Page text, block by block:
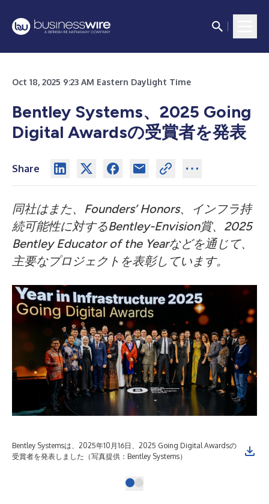
Oct 18, 2025 9:23 AM Eastern Daylight Time
Bentley Systems、2025 Going
Digital Awardsの受賞者を発表
Share
同社はまた、Founders’ Honors、インフラ持
続可能性に対するBentley-Envision賞、2025
Bentley Educator of the Yearなどを通じて、
主要なプロジェクトを表彰しています。
Bentley Systemsは、2025年10月16日、2025 Going Digital Awardsの
受賞者を発表しました（写真提供：Bentley Systems）